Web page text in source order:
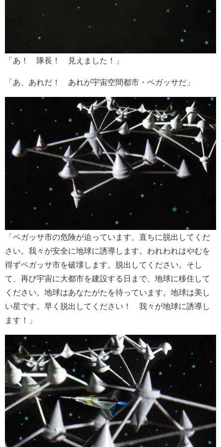
「あ！ 隊長！ 見えました！」
「あ、あれだ！ あれが宇宙空間都市・ペガッサだ」
「ペガッサ市の危険が迫っています、直ちに脱出してくだ
さい。我々が安全に地球に誘導します。われわれはやむを
得ずペガッサ市を破壊します。脱出してください。そし
て、再び宇宙に大都市を建設する日まで、地球に移住して
ください。地球はあなたがたを待っています。地球は美し
い星です。早く脱出してください！ 我々が地球に誘導し
ます！」